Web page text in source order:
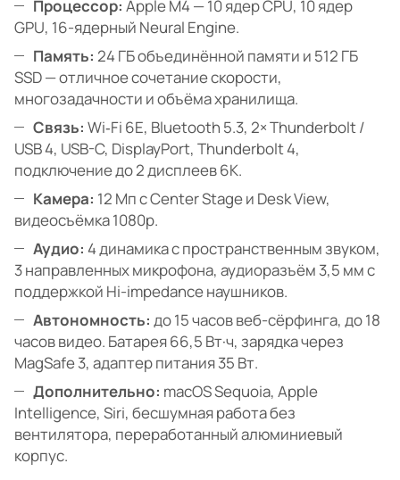
Процессор: Apple M4 — 10 ядер CPU, 10 ядер
GPU, 16-ядерный Neural Engine.
Память: 24 ГБ объединённой памяти и 512 ГБ
SSD — отличное сочетание скорости,
многозадачности и объёма хранилища.
Связь: Wi‑Fi 6E, Bluetooth 5.3, 2× Thunderbolt /
USB 4, USB-C, DisplayPort, Thunderbolt 4,
подключение до 2 дисплеев 6K.
Камера: 12 Мп с Center Stage и Desk View,
видеосъёмка 1080p.
Аудио: 4 динамика с пространственным звуком,
3 направленных микрофона, аудиоразъём 3,5 мм с
поддержкой Hi-impedance наушников.
Автономность: до 15 часов веб-сёрфинга, до 18
часов видео. Батарея 66,5 Вт·ч, зарядка через
MagSafe 3, адаптер питания 35 Вт.
Дополнительно: macOS Sequoia, Apple
Intelligence, Siri, бесшумная работа без
вентилятора, переработанный алюминиевый
корпус.